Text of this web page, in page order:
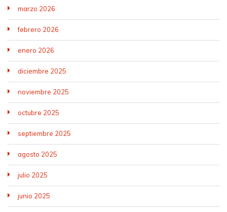
marzo 2026
febrero 2026
enero 2026
diciembre 2025
noviembre 2025
octubre 2025
septiembre 2025
agosto 2025
julio 2025
junio 2025